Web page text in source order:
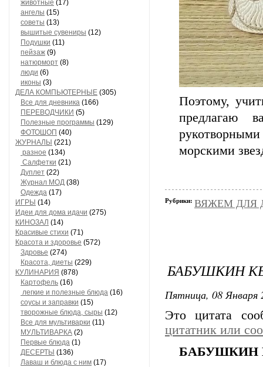
животные (17)
ангелы (15)
советы (13)
вышитые сувениры (12)
Подушки (11)
пейзаж (9)
натюрморт (8)
люди (6)
иконы (3)
ДЕЛА КОМПЬЮТЕРНЫЕ (305)
Все для дневника (166)
ПЕРЕВОДЧИКИ (5)
Полезные программы (129)
ФОТОШОП (40)
ЖУРНАЛЫ (221)
разное (134)
Салфетки (21)
Дуплет (22)
Журнал МОД (38)
Одежда (17)
ИГРЫ (14)
Идеи для дома идачи (275)
КИНОЗАЛ (14)
Красивые стихи (71)
Красота и здоровье (572)
Здровье (274)
Красота, диеты (229)
КУЛИНАРИЯ (878)
Картофель (16)
легкие и полезные блюда (16)
соусы и заправки (15)
творожные блюда, сыры (12)
Все для мультиварки (11)
МУЛЬТИВАРКА (2)
Первые блюда (1)
ДЕСЕРТЫ (136)
Лаваш и блюда с ним (17)
Поэтому,
предлагаю
морскими
Рубрики: ВЯЖЕМ ДЛЯ
БАБУШКИН
Пятница, 08 Января
Это цитата
цитатник или
БАБУШКИН